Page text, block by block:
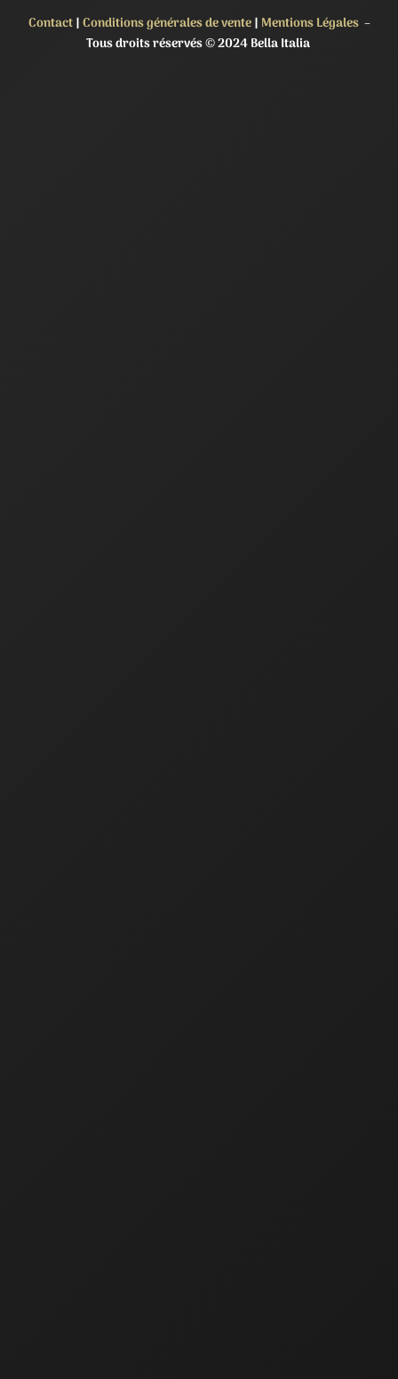
Contact|Conditions générales de vente| Mentions Légales–
Tous droits réservés © 2024 Bella Italia